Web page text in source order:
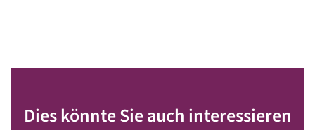
Dies könnte Sie auch interessieren